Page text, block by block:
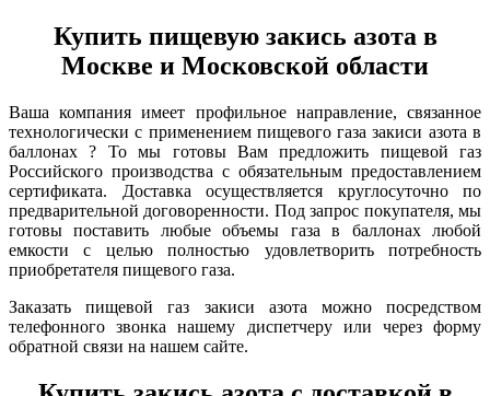
Купить пищевую закись азота в
Москве и Московской области
Ваша компания имеет профильное направление, связанное
технологически с применением пищевого газа закиси азота в
баллонах ? То мы готовы Вам предложить пищевой газ
Российского производства с обязательным предоставлением
сертификата. Доставка осуществляется круглосуточно по
предварительной договоренности. Под запрос покупателя, мы
готовы поставить любые объемы газа в баллонах любой
емкости с целью полностью удовлетворить потребность
приобретателя пищевого газа.
Заказать пищевой газ закиси азота можно посредством
телефонного звонка нашему диспетчеру или через форму
обратной связи на нашем сайте.